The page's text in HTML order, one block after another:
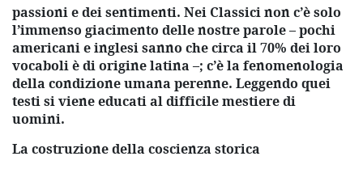
passioni e dei sentimenti. Nei Classici non c’è solo
l’immenso giacimento delle nostre parole – pochi
americani e inglesi sanno che circa il 70% dei loro
vocaboli è di origine latina –; c’è la fenomenologia
della condizione umana perenne. Leggendo quei
testi si viene educati al difficile mestiere di
uomini.
La costruzione della coscienza storica